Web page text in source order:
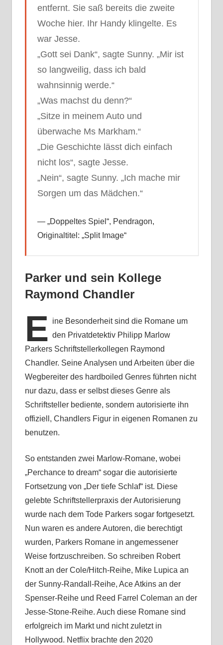
entfernt. Sie saß bereits die zweite
Woche hier. Ihr Handy klingelte. Es
war Jesse.
„Gott sei Dank“, sagte Sunny. „Mir ist
so langweilig, dass ich bald
wahnsinnig werde.“
„Was machst du denn?“
„Sitze in meinem Auto und
überwache Ms Markham.“
„Die Geschichte lässt dich einfach
nicht los“, sagte Jesse.
„Nein“, sagte Sunny. „Ich mache mir
Sorgen um das Mädchen.“
„Doppeltes Spiel“, Pendragon,
Originaltitel: „Split Image“
Parker und sein Kollege
Raymond Chandler
E ine Besonderheit sind die Romane um
den Privatdetektiv Philipp Marlow
Parkers Schriftstellerkollegen Raymond
Chandler. Seine Analysen und Arbeiten über die
Wegbereiter des hardboiled Genres führten nicht
nur dazu, dass er selbst dieses Genre als
Schriftsteller bediente, sondern autorisierte ihn
offiziell, Chandlers Figur in eigenen Romanen zu
benutzen.
So entstanden zwei Marlow-Romane, wobei
„Perchance to dream“ sogar die autorisierte
Fortsetzung von „Der tiefe Schlaf“ ist. Diese
gelebte Schriftstellerpraxis der Autorisierung
wurde nach dem Tode Parkers sogar fortgesetzt.
Nun waren es andere Autoren, die berechtigt
wurden, Parkers Romane in angemessener
Weise fortzuschreiben. So schreiben Robert
Knott an der Cole/Hitch-Reihe, Mike Lupica an
der Sunny-Randall-Reihe, Ace Atkins an der
Spenser-Reihe und Reed Farrel Coleman an der
Jesse-Stone-Reihe. Auch diese Romane sind
erfolgreich im Markt und nicht zuletzt in
Hollywood. Netflix brachte den 2020